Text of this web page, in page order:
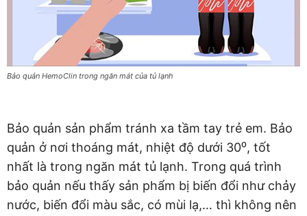
Bảo quản HemoClin trong ngăn mát của tủ lạnh
Bảo quản sản phẩm tránh xa tầm tay trẻ em. Bảo
quản ở nơi thoáng mát, nhiệt độ dưới 30⁰, tốt
nhất là trong ngăn mát tủ lạnh. Trong quá trình
bảo quản nếu thấy sản phẩm bị biến đổi như chảy
nước, biến đổi màu sắc, có mùi lạ,… thì không nên